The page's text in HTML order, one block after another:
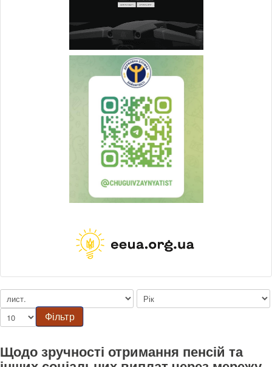
Фільтр
Щодо зручності отримання пенсій та